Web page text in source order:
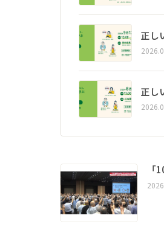
正し
正し
「